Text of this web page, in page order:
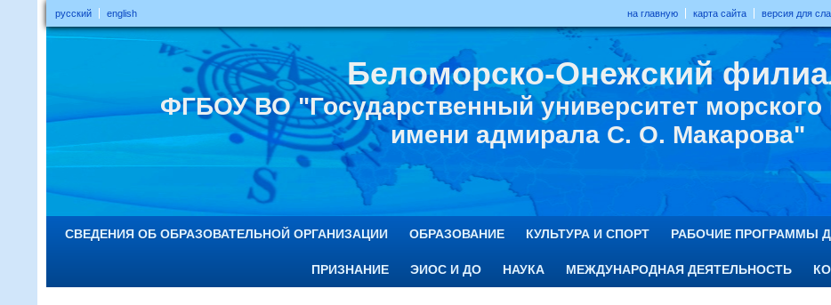
русский english на главную карта сайта версия для
Беломорско-Онежский
ФГБОУ ВО "Государственный университет морского
имени адмирала С. О. Макарова"
СВЕДЕНИЯ ОБ ОБРАЗОВАТЕЛЬНОЙ ОРГАНИЗАЦИИ ОБРАЗОВАНИЕ КУЛЬТУРА И СПОРТ РАБОЧИЕ ПРОГРАММЫ
ПРИЗНАНИЕ ЭИОС И ДО НАУКА МЕЖДУНАРОДНАЯ ДЕЯТЕЛЬНОСТЬ